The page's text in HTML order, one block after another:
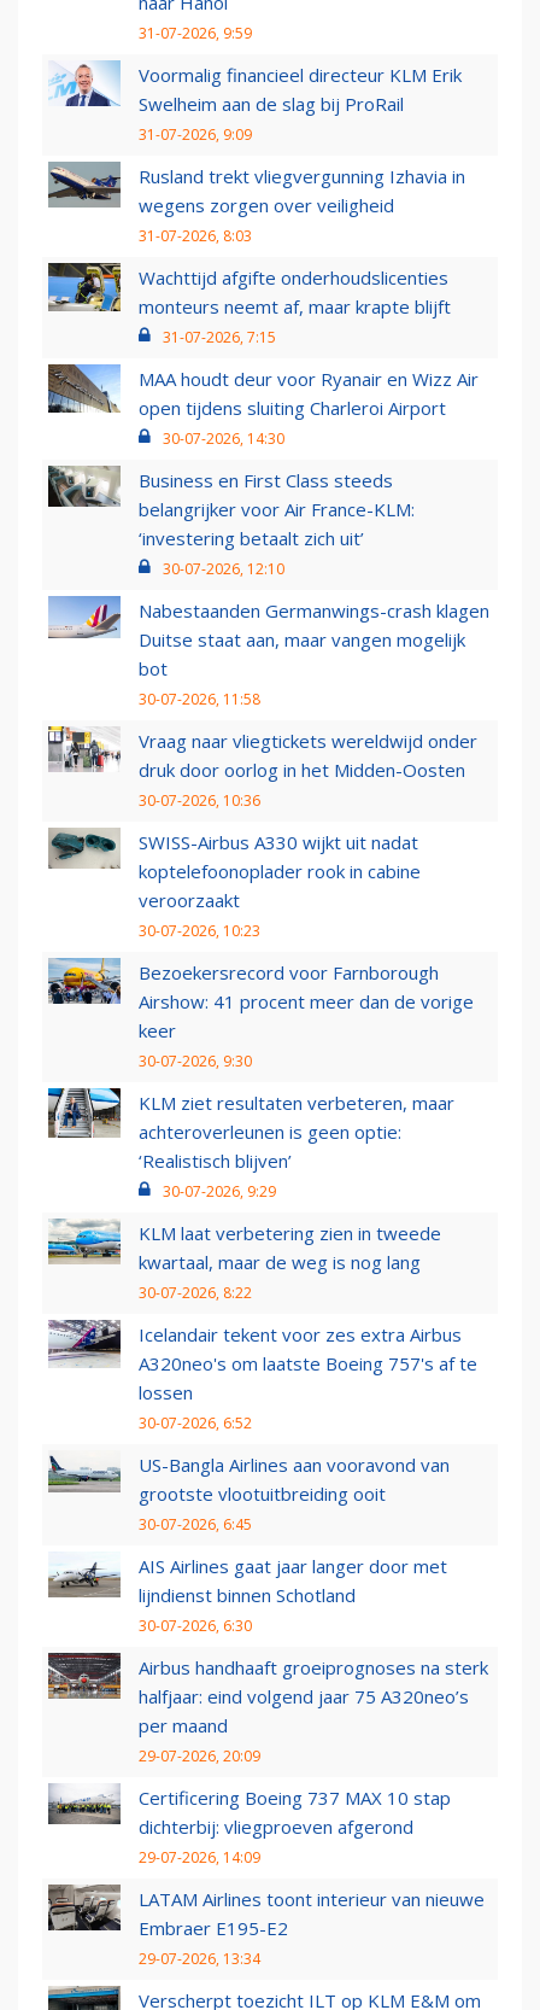
31-07-2026, 9:59
Voormalig financieel directeur KLM Erik
Swelheim aan de slag bij ProRail
31-07-2026, 9:09
Rusland trekt vliegvergunning Izhavia in
wegens zorgen over veiligheid
31-07-2026, 8:03
Wachttijd afgifte onderhoudslicenties
monteurs neemt af, maar krapte blijft
31-07-2026, 7:15
MAA houdt deur voor Ryanair en Wizz Air
open tijdens sluiting Charleroi Airport
30-07-2026, 14:30
Business en First Class steeds
belangrijker voor Air France-KLM:
‘investering betaalt zich uit’
30-07-2026, 12:10
Nabestaanden Germanwings-crash klagen
Duitse staat aan, maar vangen mogelijk
bot
30-07-2026, 11:58
Vraag naar vliegtickets wereldwijd onder
druk door oorlog in het Midden-Oosten
30-07-2026, 10:36
SWISS-Airbus A330 wijkt uit nadat
koptelefoonoplader rook in cabine
veroorzaakt
30-07-2026, 10:23
Bezoekersrecord voor Farnborough
Airshow: 41 procent meer dan de vorige
keer
30-07-2026, 9:30
KLM ziet resultaten verbeteren, maar
achteroverleunen is geen optie:
‘Realistisch blijven’
30-07-2026, 9:29
KLM laat verbetering zien in tweede
kwartaal, maar de weg is nog lang
30-07-2026, 8:22
Icelandair tekent voor zes extra Airbus
A320neo's om laatste Boeing 757's af te
lossen
30-07-2026, 6:52
US-Bangla Airlines aan vooravond van
grootste vlootuitbreiding ooit
30-07-2026, 6:45
AIS Airlines gaat jaar langer door met
lijndienst binnen Schotland
30-07-2026, 6:30
Airbus handhaaft groeiprognoses na sterk
halfjaar: eind volgend jaar 75 A320neo’s
per maand
29-07-2026, 20:09
Certificering Boeing 737 MAX 10 stap
dichterbij: vliegproeven afgerond
29-07-2026, 14:09
LATAM Airlines toont interieur van nieuwe
Embraer E195-E2
29-07-2026, 13:34
Verscherpt toezicht ILT op KLM E&M om